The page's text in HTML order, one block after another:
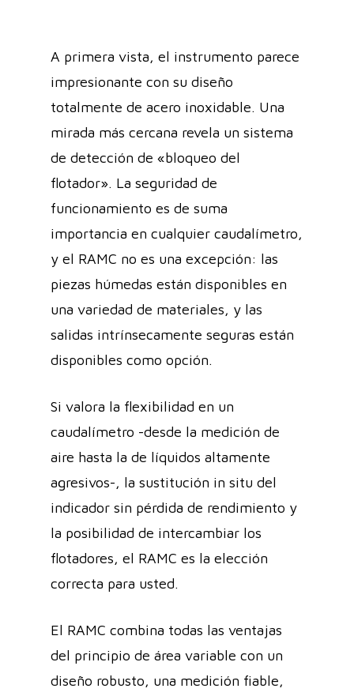
A primera vista, el instrumento parece
impresionante con su diseño
totalmente de acero inoxidable. Una
mirada más cercana revela un sistema
de detección de «bloqueo del
flotador». La seguridad de
funcionamiento es de suma
importancia en cualquier caudalímetro,
y el RAMC no es una excepción: las
piezas húmedas están disponibles en
una variedad de materiales, y las
salidas intrínsecamente seguras están
disponibles como opción.
Si valora la flexibilidad en un
caudalímetro -desde la medición de
aire hasta la de líquidos altamente
agresivos-, la sustitución in situ del
indicador sin pérdida de rendimiento y
la posibilidad de intercambiar los
flotadores, el RAMC es la elección
correcta para usted.
El RAMC combina todas las ventajas
del principio de área variable con un
diseño robusto, una medición fiable,